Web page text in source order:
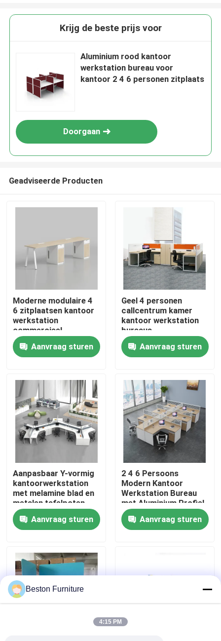
Thuis
Producten
Over ons
Kwaliteitscontrole
Neem contact met ons op
Gevallen
Blog
Krijg de beste prijs voor
Aluminium rood kantoor
werkstation bureau voor
kantoor 2 4 6 personen zitplaats
Doorgaan
Geadviseerde Producten
Moderne modulaire 4
6 zitplaatsen kantoor
werkstation
commercieel
personeel kantoor
bureau met privacy
scherm
Aanvraag sturen
Geel 4 personen
callcentrum kamer
kantoor werkstation
bureaus
Aanvraag sturen
Aanpasbaar Y-vormig
kantoorwerkstation
met melamine blad en
metalen tafelpoten
Aanvraag sturen
2 4 6 Persoons
Modern Kantoor
Werkstation Bureau
met Aluminium Profiel
Stof Materiaal en
30mm Dik Paneel
Aanvraag sturen
Beston Furniture
4:15 PM